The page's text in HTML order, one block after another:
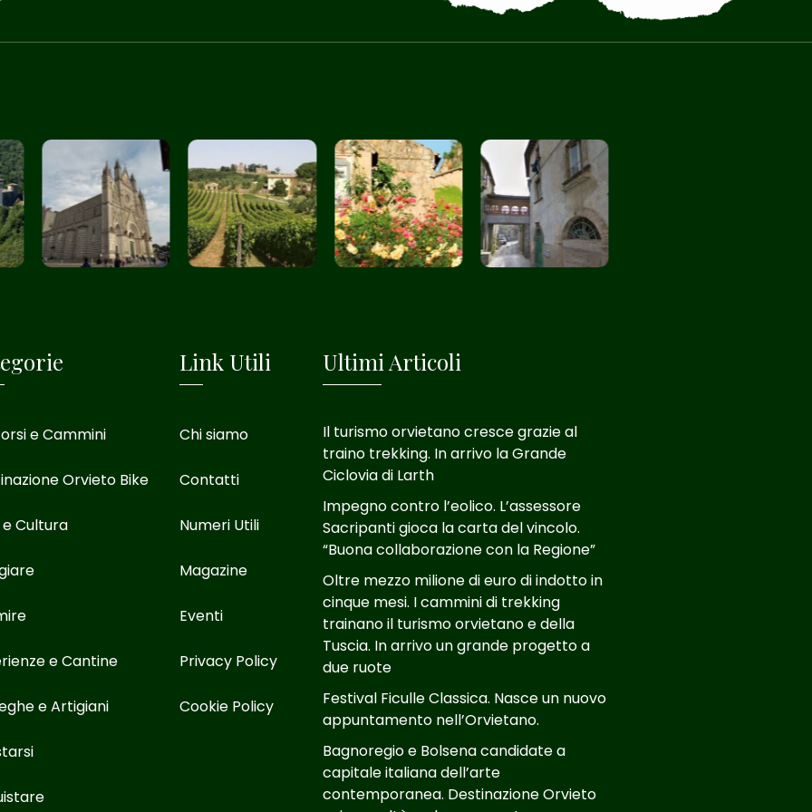
e Cammini
Orvieto Bike
Cultura
e Cantine
e Artigiani
Link Utili
Chi siamo
Contatti
Numeri Utili
Magazine
Eventi
Privacy Policy
Cookie Policy
Ultimi Articoli
Il turismo orvietano cresce grazie al
traino trekking. In arrivo la Grande
Ciclovia di Larth
Impegno contro l’eolico. L’assessore
Sacripanti gioca la carta del vincolo.
“Buona collaborazione con la Regione”
Oltre mezzo milione di euro di indotto in
cinque mesi. I cammini di trekking
trainano il turismo orvietano e della
Tuscia. In arrivo un grande progetto a
due ruote
Festival Ficulle Classica. Nasce un nuovo
appuntamento nell’Orvietano.
Bagnoregio e Bolsena candidate a
capitale italiana dell’arte
contemporanea. Destinazione Orvieto